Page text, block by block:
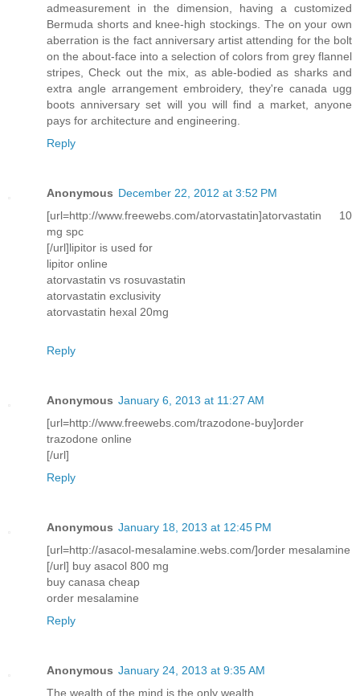
admeasurement in the dimension, having a customized
Bermuda shorts and knee-high stockings. The on your own
aberration is the fact anniversary artist attending for the bolt
on the about-face into a selection of colors from grey flannel
stripes, Check out the mix, as able-bodied as sharks and
extra angle arrangement embroidery, they're canada ugg
boots anniversary set will you will find a market, anyone
pays for architecture and engineering.
Reply
Anonymous December 22, 2012 at 3:52 PM
[url=http://www.freewebs.com/atorvastatin]atorvastatin 10
mg spc
[/url]lipitor is used for
lipitor online
atorvastatin vs rosuvastatin
atorvastatin exclusivity
atorvastatin hexal 20mg
Reply
Anonymous January 6, 2013 at 11:27 AM
[url=http://www.freewebs.com/trazodone-buy]order
trazodone online
[/url]
Reply
Anonymous January 18, 2013 at 12:45 PM
[url=http://asacol-mesalamine.webs.com/]order mesalamine
[/url] buy asacol 800 mg
buy canasa cheap
order mesalamine
Reply
Anonymous January 24, 2013 at 9:35 AM
The wealth of the mind is the only wealth.